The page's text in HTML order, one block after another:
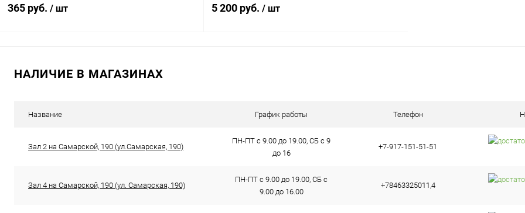
365 руб. / шт 5 200 руб. / шт
НАЛИЧИЕ В МАГАЗИНАХ
Название График работы Телефон
Зал 2 на Самарской, 190 (ул.Самарская, 190)
ПН-ПТ с 9.00 до 19.00, СБ с 9
до 16
+7-917-151-51-51
Зал 4 на Самарской, 190 (ул. Самарская, 190)
ПН-ПТ с 9.00 до 19.00, СБ с
9.00 до 16.00
+78463325011,4